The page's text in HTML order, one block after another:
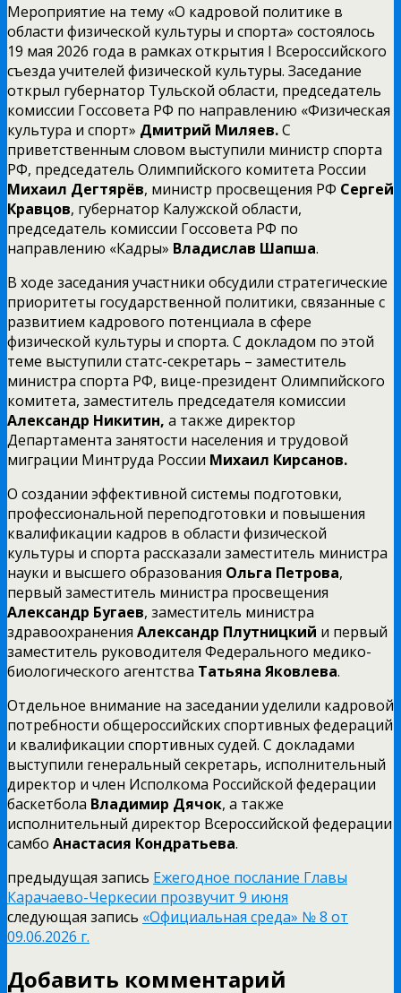
Мероприятие на тему «О кадровой политике в
области физической культуры и спорта» состоялось
19 мая 2026 года в рамках открытия I Всероссийского
съезда учителей физической культуры. Заседание
открыл губернатор Тульской области, председатель
комиссии Госсовета РФ по направлению «Физическая
культура и спорт» Дмитрий Миляев.С
приветственным словом выступили министр спорта
РФ, председатель Олимпийского комитета России
Михаил Дегтярёв, министр просвещения РФ Сергей
Кравцов, губернатор Калужской области,
председатель комиссии Госсовета РФ по
направлению «Кадры» Владислав Шапша.
В ходе заседания участники обсудили стратегические
приоритеты государственной политики, связанные с
развитием кадрового потенциала в сфере
физической культуры и спорта. С докладом по этой
теме выступили статс-секретарь – заместитель
министра спорта РФ, вице-президент Олимпийского
комитета, заместитель председателя комиссии
Александр Никитин, а также директор
Департамента занятости населения и трудовой
миграции Минтруда России Михаил Кирсанов.
О создании эффективной системы подготовки,
профессиональной переподготовки и повышения
квалификации кадров в области физической
культуры и спорта рассказали заместитель министра
науки и высшего образования Ольга Петрова,
первый заместитель министра просвещения
Александр Бугаев, заместитель министра
здравоохранения Александр Плутницкий и первый
заместитель руководителя Федерального медико-
биологического агентства Татьяна Яковлева.
Отдельное внимание на заседании уделили кадровой
потребности общероссийских спортивных федераций
и квалификации спортивных судей. С докладами
выступили генеральный секретарь, исполнительный
директор и член Исполкома Российской федерации
баскетбола Владимир Дячок, а также
исполнительный директор Всероссийской федерации
самбо Анастасия Кондратьева.
предыдущая запись Ежегодное послание Главы
Карачаево-Черкесии прозвучит 9 июня
следующая запись «Официальная среда» № 8 от
09.06.2026 г.
Добавить комментарий